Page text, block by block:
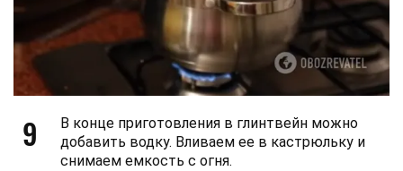
9
В конце приготовления в глинтвейн можно
добавить водку. Вливаем ее в кастрюльку и
снимаем емкость с огня.